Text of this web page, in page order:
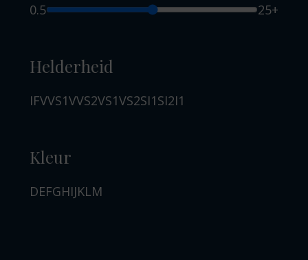
0.5 25+
Helderheid
IFVVS1VVS2VS1VS2SI1SI2I1
Kleur
DEFGHIJKLM